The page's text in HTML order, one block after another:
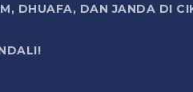
DHUAFA, DAN JANDA DI